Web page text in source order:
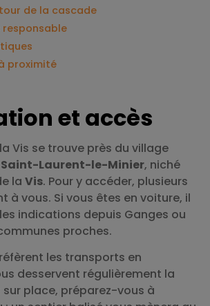
de la cascade
responsable
proximité
et accès
Vis se trouve près du village
Saint-Laurent-le-Minier, niché
la Vis. Pour y accéder, plusieurs
à vous. Si vous êtes en voiture, il
indications depuis Ganges ou
proches.
les transports en
desservent régulièrement la
sur place, préparez-vous à